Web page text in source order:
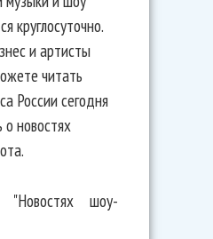
круглосуточно.
и артисты
читать
России сегодня
новостях
шоу-